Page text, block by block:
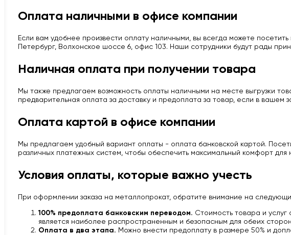
Оплата наличными в офисе компании
Если вам удобнее произвести оплату наличными, вы всегда можете
Петербург, Волхонское шоссе 6, офис 103. Наши сотрудники будут рады
Наличная оплата при получении товара
Мы также предлагаем возможность оплаты наличными на месте выгрузки
предварительная оплата за доставку и предоплата за товар, если в
Оплата картой в офисе компании
Мы предлагаем удобный вариант оплаты - оплата банковской картой.
различных платежных систем, чтобы обеспечить максимальный комфорт для
Условия оплаты, которые важно учесть
При оформлении заказа на металлопрокат, обратите внимание на
100% предоплата банковским переводом. Стоимость товара и
является наиболее распространенным и безопасным для обеих
Оплата в два этапа. Можно внести предоплату в размере 50% и